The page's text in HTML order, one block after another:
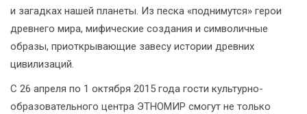
и загадках нашей планеты. Из песка «поднимутся» герои
древнего мира, мифические создания и символичные
образы, приоткрывающие завесу истории древних
цивилизаций.
С 26 апреля по 1 октября 2015 года гости культурно-
образовательного центра ЭТНОМИР смогут не только